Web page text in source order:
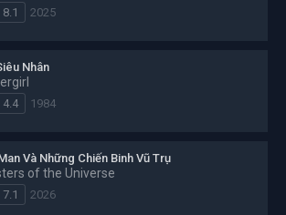
8.1 2025
Nhân
4.4 1984
Và Những Chiến Binh Vũ Trụ
of the Universe
7.1 2026